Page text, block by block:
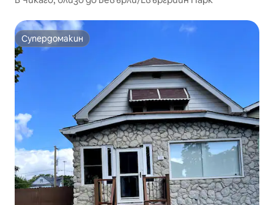
Супердомакин
Супердомакин